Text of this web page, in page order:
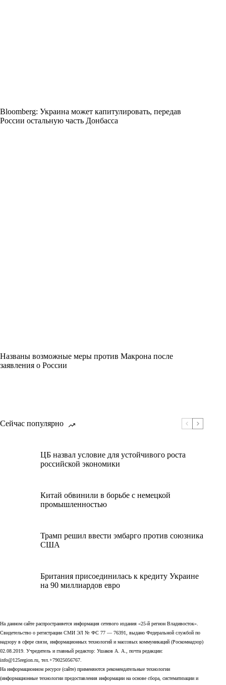
Bloomberg: Украина может капитулировать, передав
России остальную часть Донбасса
Названы возможные меры против Макрона после
заявления о России
Сейчас популярно
ЦБ назвал условие для устойчивого роста
российской экономики
Китай обвинили в борьбе с немецкой
промышленностью
Трамп решил ввести эмбарго против союзника
США
Британия присоединилась к кредиту Украине
на 90 миллиардов евро
На данном сайте распространяется информация сетевого издания «25-й регион Владивосток».
Свидетельство о регистрации СМИ ЭЛ № ФС 77 — 76391, выдано Федеральной службой по
надзору в сфере связи, информационных технологий и массовых коммуникаций (Роскомнадзор)
02.08.2019. Учредитель и главный редактор: Ушаков А. А., почта редакции:
info@125region.ru, тел.+79025056767.
На информационном ресурсе (сайте) применяются рекомендательные технологии
(информационные технологии предоставления информации на основе сбора, систематизации и